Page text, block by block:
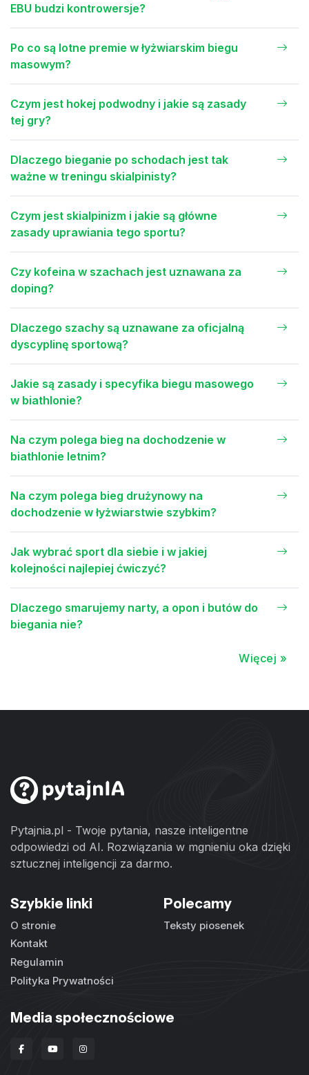
EBU budzi kontrowersje?
Po co są lotne premie w łyżwiarskim biegu
masowym?
Czym jest hokej podwodny i jakie są zasady
tej gry?
Dlaczego bieganie po schodach jest tak
ważne w treningu skialpinisty?
Czym jest skialpinizm i jakie są główne
zasady uprawiania tego sportu?
Czy kofeina w szachach jest uznawana za
doping?
Dlaczego szachy są uznawane za oficjalną
dyscyplinę sportową?
Jakie są zasady i specyfika biegu masowego
w biathlonie?
Na czym polega bieg na dochodzenie w
biathlonie letnim?
Na czym polega bieg drużynowy na
dochodzenie w łyżwiarstwie szybkim?
Jak wybrać sport dla siebie i w jakiej
kolejności najlepiej ćwiczyć?
Dlaczego smarujemy narty, a opon i butów do
biegania nie?
Więcej »
Pytajnia.pl - Twoje pytania, nasze inteligentne
odpowiedzi od AI. Rozwiązania w mgnieniu oka dzięki
sztucznej inteligencji za darmo.
Szybkie linki
O stronie
Kontakt
Regulamin
Polityka Prywatności
Polecamy
Teksty piosenek
Media społecznościowe